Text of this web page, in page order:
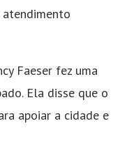
Faeser fez uma
Ela disse que o
apoiar a cidade e